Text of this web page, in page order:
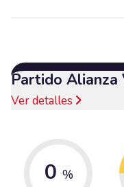
Partido Alianza
Ver detalles
0 %